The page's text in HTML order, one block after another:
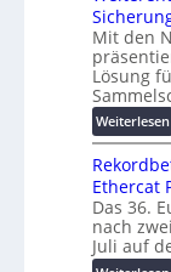
l
e
T
r
a
n
s
p
a
r
e
n
z
:
g
l
t
-
2
i
Mit den
Lösung
Weiterlesen:
i
e
Ethercat
Das 36.
nach
Juli auf